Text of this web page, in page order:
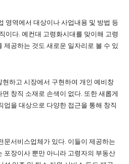
영역에서 대상이나 사업내용 및 방법 등
이다. 예컨대 고령화시대를 맞이해 고령
제공하는 것도 새로운 일자리로 볼 수 있
하고 시장에서 구현하여 개인 예비창
창직 소재로 손색이 없다. 또한 새롭게
업을 대상으로 다양한 접근을 통해 창직
문서비스업체가 있다. 이들이 제공하는
포장이사 뿐만 아니라 고령자의 부동산